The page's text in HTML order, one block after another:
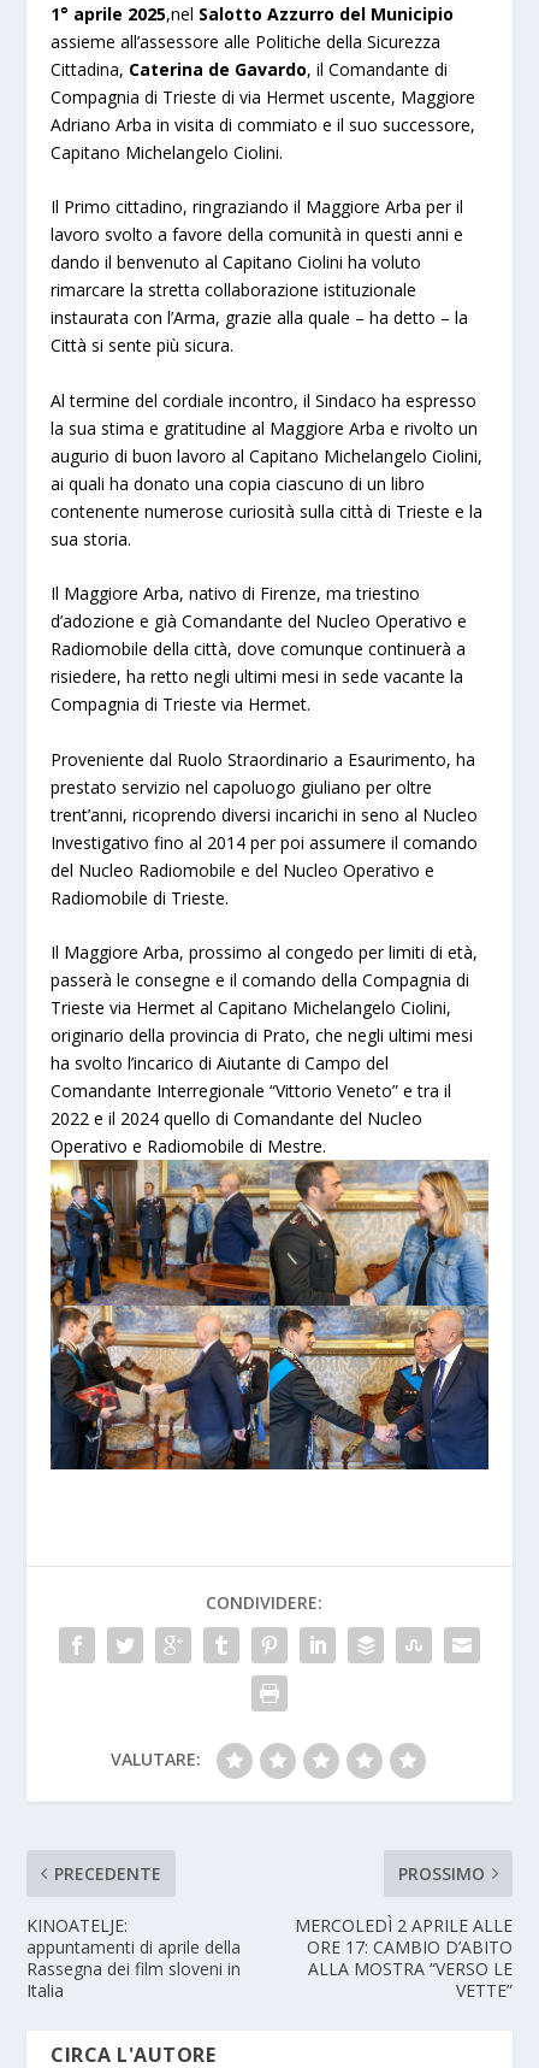
1° aprile 2025,nel Salotto Azzurro del Municipio
assieme all’assessore alle Politiche della Sicurezza
Cittadina, Caterina de Gavardo, il Comandante di
Compagnia di Trieste di via Hermet uscente, Maggiore
Adriano Arba in visita di commiato e il suo successore,
Capitano Michelangelo Ciolini.
Il Primo cittadino, ringraziando il Maggiore Arba per il
lavoro svolto a favore della comunità in questi anni e
dando il benvenuto al Capitano Ciolini ha voluto
rimarcare la stretta collaborazione istituzionale
instaurata con l’Arma, grazie alla quale – ha detto – la
Città si sente più sicura.
Al termine del cordiale incontro, il Sindaco ha espresso
la sua stima e gratitudine al Maggiore Arba e rivolto un
augurio di buon lavoro al Capitano Michelangelo Ciolini,
ai quali ha donato una copia ciascuno di un libro
contenente numerose curiosità sulla città di Trieste e la
sua storia.
Il Maggiore Arba, nativo di Firenze, ma triestino
d’adozione e già Comandante del Nucleo Operativo e
Radiomobile della città, dove comunque continuerà a
risiedere, ha retto negli ultimi mesi in sede vacante la
Compagnia di Trieste via Hermet.
Proveniente dal Ruolo Straordinario a Esaurimento, ha
prestato servizio nel capoluogo giuliano per oltre
trent’anni, ricoprendo diversi incarichi in seno al Nucleo
Investigativo fino al 2014 per poi assumere il comando
del Nucleo Radiomobile e del Nucleo Operativo e
Radiomobile di Trieste.
Il Maggiore Arba, prossimo al congedo per limiti di età,
passerà le consegne e il comando della Compagnia di
Trieste via Hermet al Capitano Michelangelo Ciolini,
originario della provincia di Prato, che negli ultimi mesi
ha svolto l’incarico di Aiutante di Campo del
Comandante Interregionale “Vittorio Veneto” e tra il
2022 e il 2024 quello di Comandante del Nucleo
Operativo e Radiomobile di Mestre.
CONDIVIDERE:
VALUTARE:
PRECEDENTE
KINOATELJE:
appuntamenti di aprile della
Rassegna dei film sloveni in
Italia
PROSSIMO
MERCOLEDÌ 2 APRILE ALLE
ORE 17: CAMBIO D’ABITO
ALLA MOSTRA “VERSO LE
VETTE”
CIRCA L'AUTORE